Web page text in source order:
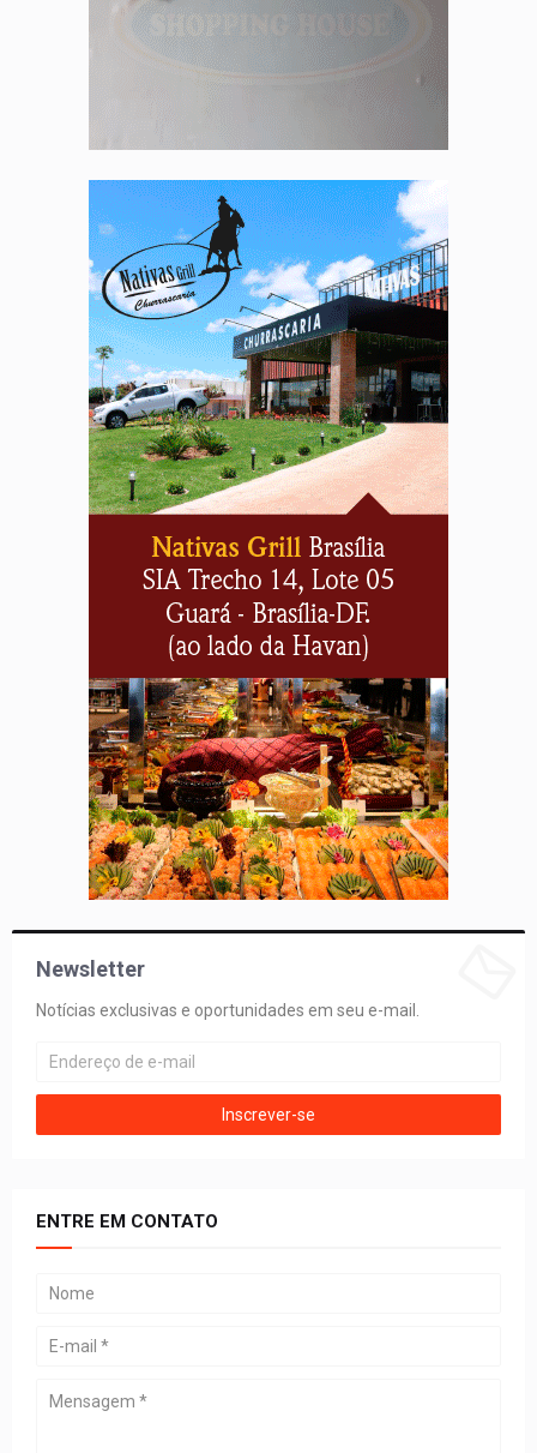
Newsletter
Notícias exclusivas e oportunidades em seu e-mail.
ENTRE EM CONTATO